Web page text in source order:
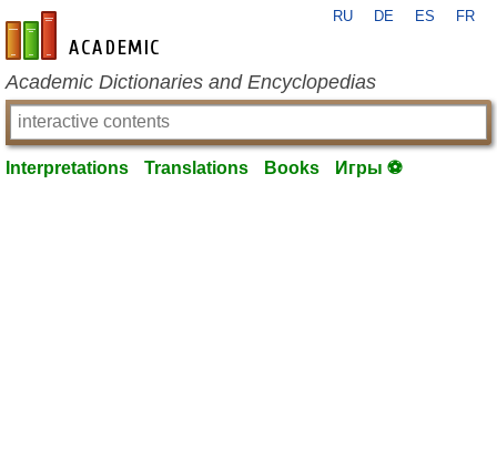
en-academic.com
RU DE ES FR
Academic Dictionaries and Encyclopedias
Interpretations Translations Books Игры ⚽